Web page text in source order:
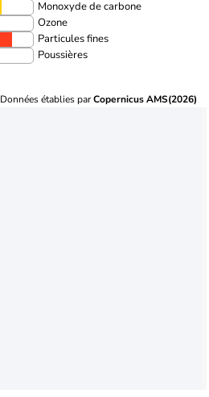
Monoxyde de carbone
Ozone
Particules fines
Poussières
Données établies parCopernicus AMS(2026)